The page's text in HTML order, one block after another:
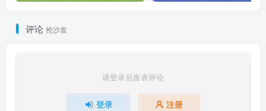
评论 抢沙发
请登录后发表评论
登录 注册